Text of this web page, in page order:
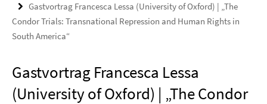
Gastvortrag Francesca Lessa (University of Oxford) | „The
Condor Trials: Transnational Repression and Human Rights in
South America“
Gastvortrag Francesca Lessa
(University of Oxford) | „The Condor